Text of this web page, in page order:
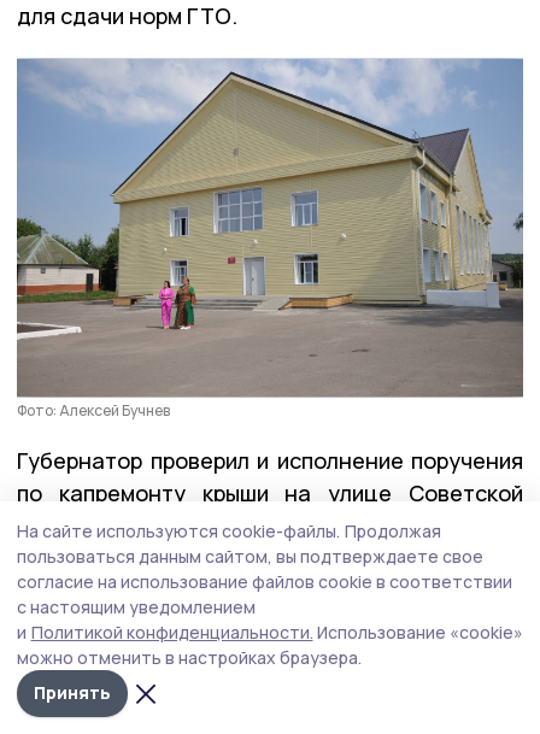
для сдачи норм ГТО.
Фото: Алексей Бучнев
Губернатор проверил и исполнение поручения
по капремонту крыши на улице Советской
в Жердевке. Подрядчик выполнил работы
в полном объёме и раньше обещанного срока.
Герои Тамбовщины
На этой неделе вместе с директором Высшей
школы государственного управления Олегом
На сайте используются cookie-файлы. Продолжая
пользоваться данным сайтом, вы подтверждаете свое
согласие на использование файлов cookie в соответствии
с настоящим уведомлением
и Политикой конфиденциальности. Использование «cookie»
можно отменить в настройках браузера.
Принять